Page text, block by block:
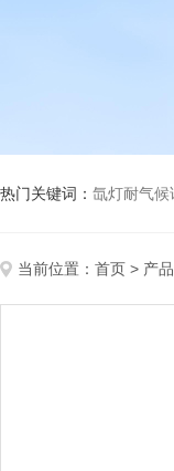
热门关键词： 氙灯耐气候
当前位置： 首页 > 产